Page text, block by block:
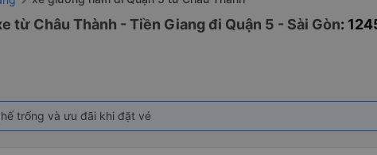
từ Châu Thành - Tiền Giang đi Quận 5 - Sài Gòn:
trống và ưu đãi khi đặt vé